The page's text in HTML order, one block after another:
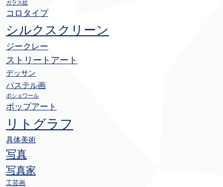
ガラス絵
コロタイプ
シルクスクリーン
ジークレー
ストリートアート
デッサン
パステル画
ポショワール
ポップアート
リトグラフ
具体美術
写真
写真家
工芸画